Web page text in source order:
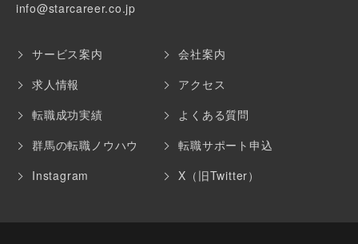
info@starcareer.co.jp
サービス案内
求人情報
転職成功実績
群馬の転職ノウハウ
Instagram
会社案内
アクセス
よくある質問
転職サポート申込
X（旧Twitter）